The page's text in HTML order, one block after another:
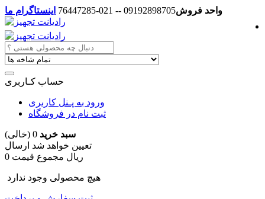
واحد فروش09192898705 -- 021-76447285 اینستاگرام ما
حساب کـاربری
ورود به پـنل کاربری
ثبت نام در فروشگاه
سبد خرید 0 (خالی)
تعیین خواهد شد ارسال
0 ریال مجموع قیمت
هیچ محصولی وجود ندارد